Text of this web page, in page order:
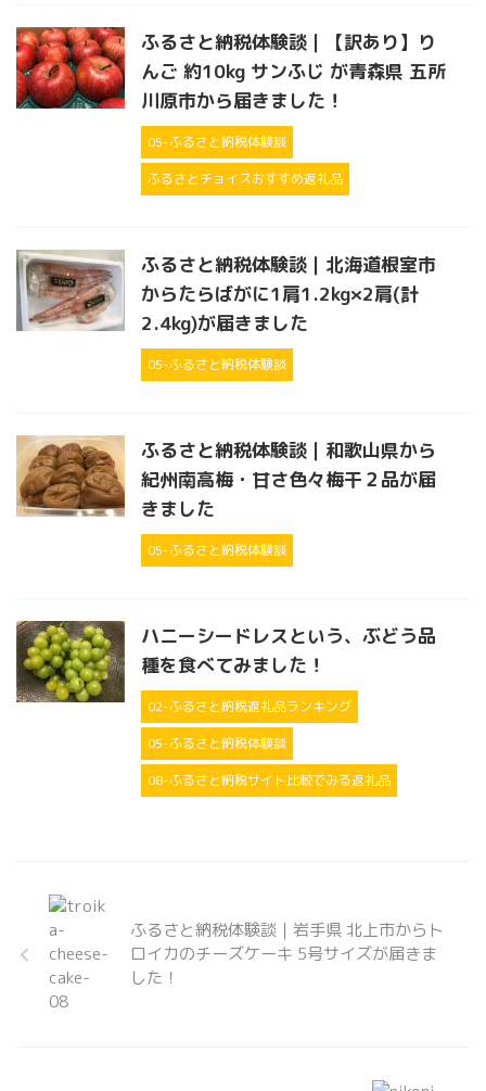
ふるさと納税体験談｜【訳あり】り
んご 約10kg サンふじ が青森県 五所
川原市から届きました！
05-ふるさと納税体験談
ふるさとチョイスおすすめ返礼品
ふるさと納税体験談｜北海道根室市
からたらばがに1肩1.2kg×2肩(計
2.4kg)が届きました
05-ふるさと納税体験談
ふるさと納税体験談｜和歌山県から
紀州南高梅・甘さ色々梅干２品が届
きました
05-ふるさと納税体験談
ハニーシードレスという、ぶどう品
種を食べてみました！
02-ふるさと納税返礼品ランキング
05-ふるさと納税体験談
08-ふるさと納税サイト比較でみる返礼品
ふるさと納税体験談｜岩手県 北上市からト
ロイカのチーズケーキ 5号サイズが届きま
した！